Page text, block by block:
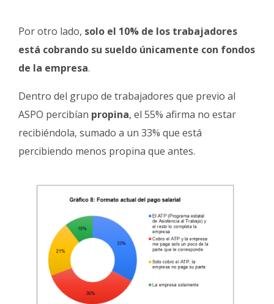
Por otro lado, solo el 10% de los trabajadores
está cobrando su sueldo únicamente con fondos
de la empresa.
Dentro del grupo de trabajadores que previo al
ASPO percibían propina, el 55% afirma no estar
recibiéndola, sumado a un 33% que está
percibiendo menos propina que antes.